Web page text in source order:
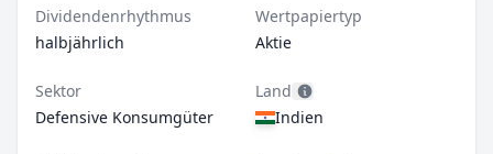
Dividendenrhythmus
halbjährlich
Wertpapiertyp
Aktie
Sektor
Defensive Konsumgüter
Land
Indien